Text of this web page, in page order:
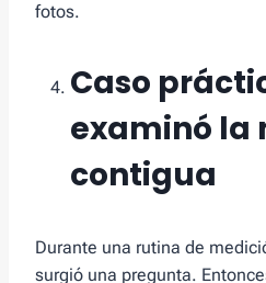
fotos.
Caso
examinó la
contigua
Durante una rutina de
surgió una pregunta.